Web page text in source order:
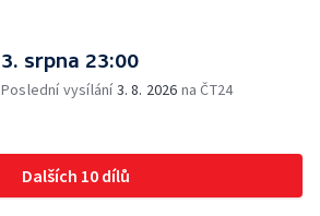
3. srpna 23:00
Poslední vysílání3. 8. 2026 na ČT24
Dalších 10 dílů